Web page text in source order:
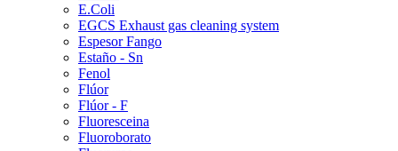
E.Coli
EGCS Exhaust gas cleaning system
Espesor Fango
Estaño - Sn
Fenol
Flúor
Flúor - F
Fluoresceina
Fluoroborato